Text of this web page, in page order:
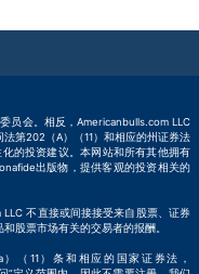
员会。相反，Americanbulls.com LLC
第202（A）（11）和相应的州证券法
的投资建议。本网站和所有其他拥有
出版物，提供客观的投资相关的
不直接或间接接受来自股票、证券
股票市场有关的交易者的报酬。
（11）条和相应的国家证券法，